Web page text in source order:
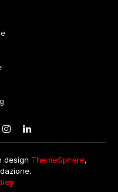
Instagram
LinkedIn
design ThemeSphere,